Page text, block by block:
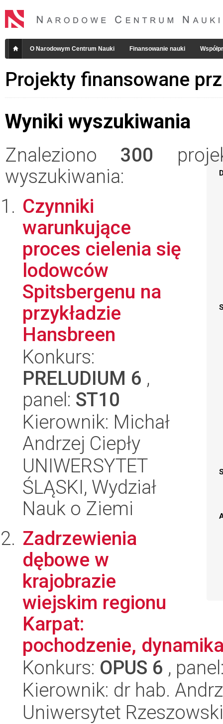
O Narodowym Centrum Nauki Finansowanie nauki
Projekty finansowane
Wyniki wyszukiwania
Znaleziono 300
wyszukiwania:
Czynniki
warunkujące
proces cielenia się
lodowców
Spitsbergenu na
przykładzie
Hansbreen
Konkurs:
PRELUDIUM 6 ,
panel: ST10
Kierownik: Michał
Andrzej Ciepły
UNIWERSYTET
ŚLĄSKI, Wydział
Nauk o Ziemi
Zadrzewienia
dębowe w
krajobrazie
wiejskim regionu
Karpat:
pochodzenie,
Konkurs: OPUS 6 ,
Kierownik: dr hab.
Uniwersytet